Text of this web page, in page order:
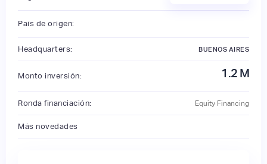
País de origen:
Headquarters: BUENOS AIRES
Monto inversión: 1.2 M
Ronda financiación: Equity Financing
Más novedades